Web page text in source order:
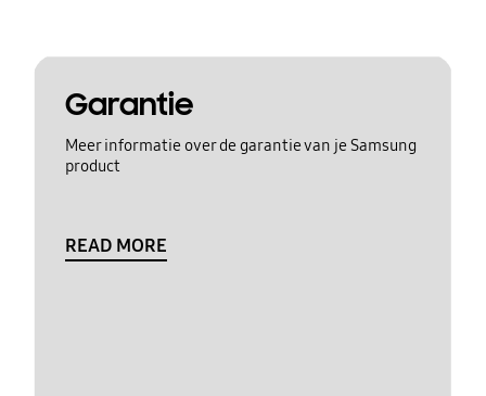
Garantie
Meer informatie over de garantie van je Samsung
product
READ MORE